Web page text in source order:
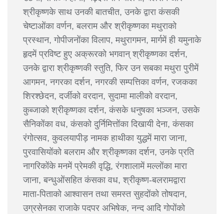
श्रीकृष्णके साथ उनकी बातचीत, उनके द्वारा कंसकी
चेष्टाओंका वर्णन, बलराम और श्रीकृष्णका मथुराको
प्रस्थान, गोपीजनोंका विलाप, मथुरागमन, मार्गमें ही यमुनाके
हृदमें प्रविष्ट हुए अक्रूरको भगवान् श्रीकृष्णका दर्शन,
उनके द्वारा श्रीकृष्णकी स्तुति, फिर उन सबका मथुरा पुरीमें
आगमन, नगरका दर्शन, नगरकी सम्पत्तिका वर्णन, रजकका
शिरश्छेदन, दर्जीको वरदान, सुदामा मालीको वरदान,
कुब्जाको श्रीकृष्णका दर्शन, कंसके धनुषका भञ्जन, उसके
सैनिकोंका वध, कंसको दुर्निमित्तोंका दिखायी देना, कंसका
रंगोत्सव, कुवलयापीड़ नामक हाथीका युद्धमें मारा जाना,
पुरवासियोंको बलराम और श्रीकृष्णका दर्शन, उनके प्रति
नागरिकोंके मनमें प्रेमकी वृद्धि, रंगशालामें मल्लोंका मारा
जाना, बन्धुओंसहित कंसका वध, श्रीकृष्ण-बलरामद्वारा
माता-पिताको आश्वासन तथा समस्त सुहदोंको तोषदान,
उग्रसेनका राजाके पदपर अभिषेक, नन्द आदि गोपोंको